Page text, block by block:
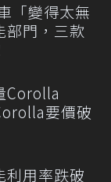
「變得太無
部門，三款
Corolla
要價破
利用率跌破